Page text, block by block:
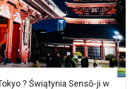
? Świątynia Sensō-ji w